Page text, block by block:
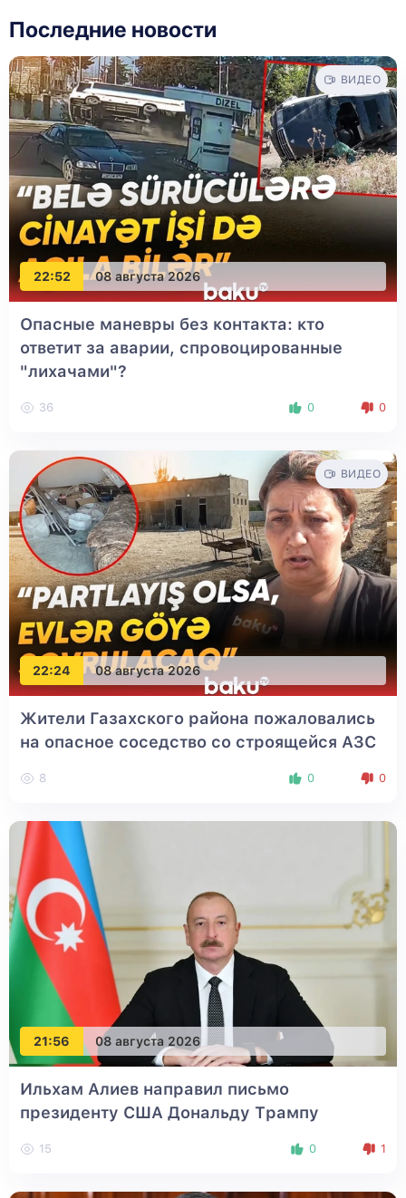
Последние новости
22:52 08 августа 2026
ВИДЕО
Опасные маневры без контакта: кто
ответит за аварии, спровоцированные
"лихачами"?
36 0 0
22:24 08 августа 2026
ВИДЕО
Жители Газахского района пожаловались
на опасное соседство со строящейся АЗС
8 0 0
21:56 08 августа 2026
Ильхам Алиев направил письмо
президенту США Дональду Трампу
15 0 1